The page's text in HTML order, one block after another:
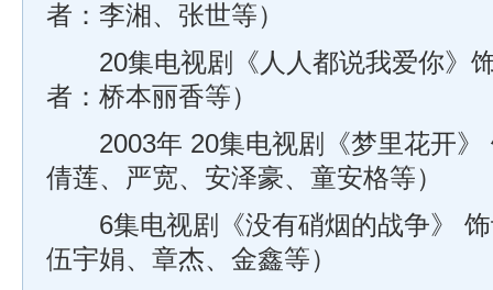
者：李湘、张世等）
20集电视剧《人人都说我爱你》
者：桥本丽香等）
2003年 20集电视剧《梦里花开》
倩莲、严宽、安泽豪、童安格等）
6集电视剧《没有硝烟的战争》 饰
伍宇娟、章杰、金鑫等）